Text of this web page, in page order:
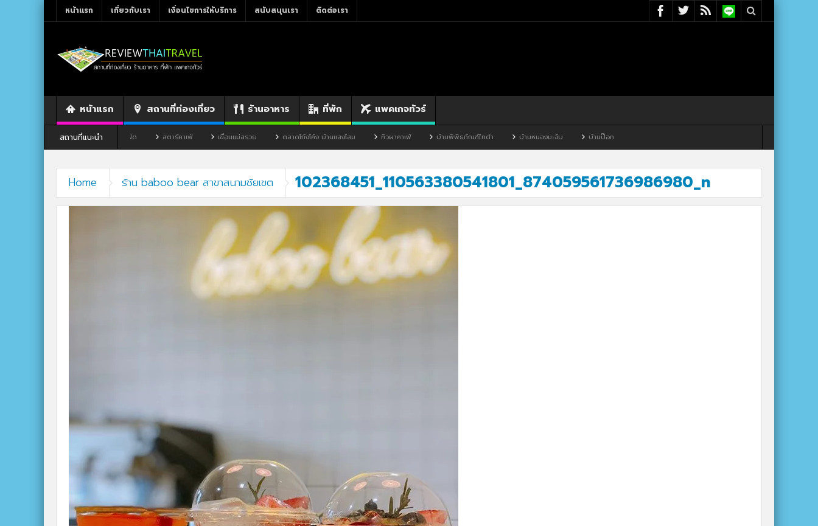
หน้าแรก เกี่ยวกับเรา เงื่อนไขการให้บริการ สนับสนุนเรา ติดต่อเรา
หน้าแรก สถานที่ท่องเที่ยว ร้านอาหาร ที่พัก แพคเกจทัวร์
สถานที่แนะนำ
ร้านอาหาร By แม่แฝด สตาร์คาเฟ่ เขื่อนแม่สรวย ตลาดโก้งโค้ง บ้านแสงโสม ทิวผาคาเฟ่ บ้านพิพิธภัณฑ์ไทดำ บ้านหนองมะจับ บ้านป๊อก
Home ร้าน baboo bear สาขาสนามชัยเขต 102368451_110563380541801_874059561736986980_n